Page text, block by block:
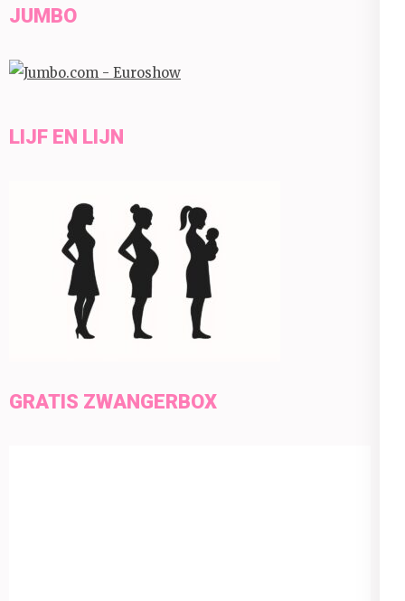
JUMBO
LIJF EN LIJN
GRATIS ZWANGERBOX